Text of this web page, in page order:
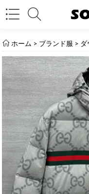
ホーム > ブランド服 >